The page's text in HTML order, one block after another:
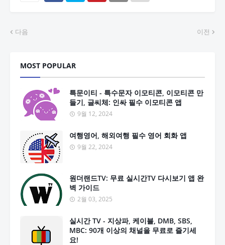
다음 이전
MOST POPULAR
특문이티 - 특수문자 이모티콘, 이모티콘 만
들기, 글씨체: 인싸 필수 이모티콘 앱
9월 12, 2024
여행영어, 해외여행 필수 영어 회화 앱
9월 22, 2024
원더랜드TV: 무료 실시간TV 다시보기 앱 완
벽 가이드
2월 03, 2025
실시간 TV - 지상파, 케이블, DMB, SBS,
MBC: 90개 이상의 채널을 무료로 즐기세
요!